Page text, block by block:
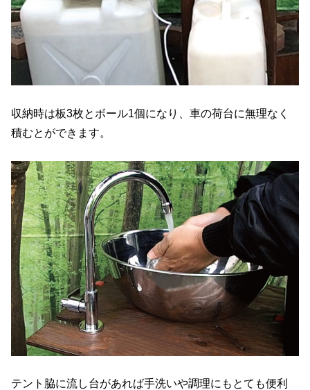
収納時は板3枚とボール1個になり、車の荷台に無理なく
積むとができます。
テント脇に流し台があれば手洗いや調理にもとても便利